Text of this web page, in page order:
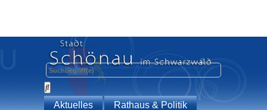
Aktuelles
Rathaus & Politik